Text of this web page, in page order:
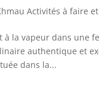
Activités à faire
la vapeur dans une
authentique et
dans la...